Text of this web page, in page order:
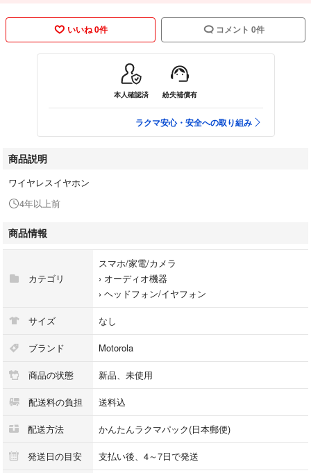
いいね 0件 コメント 0件
本人確認済 紛失補償有
ラクマ安心・安全への取り組み
商品説明
ワイヤレスイヤホン
4年以上前
商品情報
カテゴリ
スマホ/家電/カメラ
› オーディオ機器
› ヘッドフォン/イヤフォン
サイズ なし
ブランド Motorola
商品の状態 新品、未使用
配送料の負担 送料込
配送方法 かんたんラクマパック(日本郵便)
発送日の目安 支払い後、4～7日で発送